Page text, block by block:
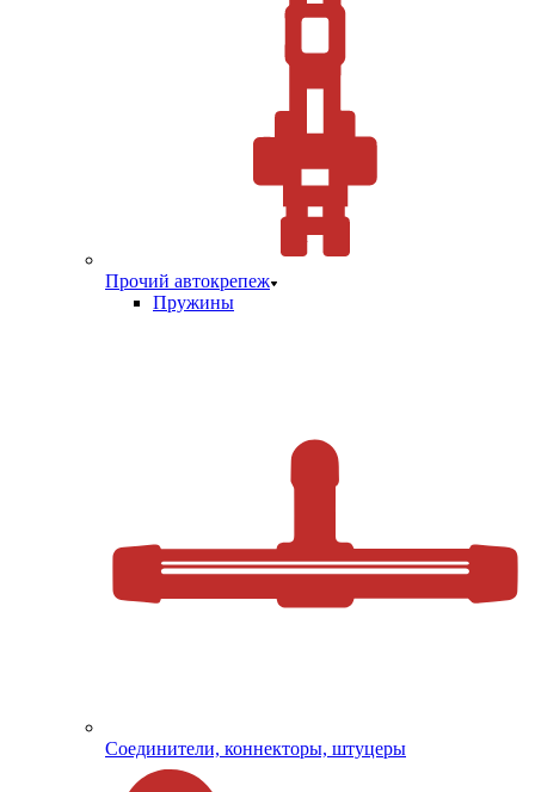
Прочий автокрепеж
Пружины
Соединители, коннекторы, штуцеры